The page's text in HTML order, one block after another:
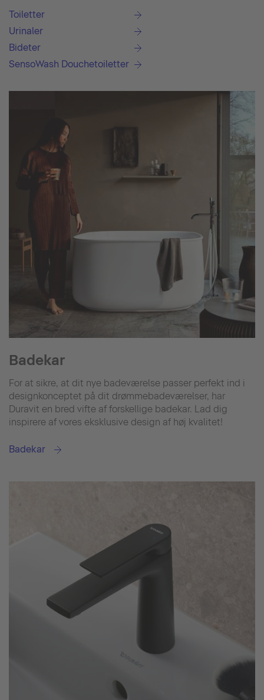
Toiletter
Urinaler
Bideter
SensoWash Douchetoiletter
Badekar
For at sikre, at dit nye badeværelse passer perfekt ind i
designkonceptet på dit drømmebadeværelser, har
Duravit en bred vifte af forskellige badekar. Lad dig
inspirere af vores eksklusive design af høj kvalitet!
Badekar